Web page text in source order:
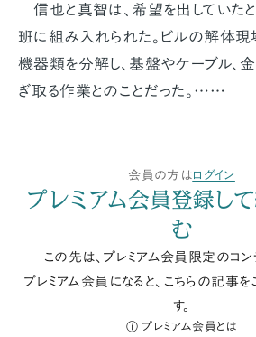
信也と真智は、希望を出していた
班に組み入れられた。ビルの解体現
機器類を分解し、基盤やケーブル、
ぎ取る作業とのことだった。……
会員の方はログイン
プレミアム会員登録し
む
この先は、プレミアム会員限定のコン
プレミアム会員になると、こちらの記事
す。
プレミアム会員とは